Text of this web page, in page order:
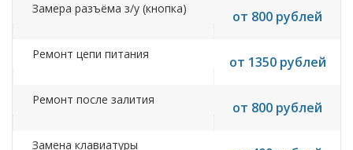
Замера разъёма з/у (кнопка) от 800 рублей
Ремонт цепи питания от 1350 рублей
Ремонт после залития от 800 рублей
Замена клавиатуры